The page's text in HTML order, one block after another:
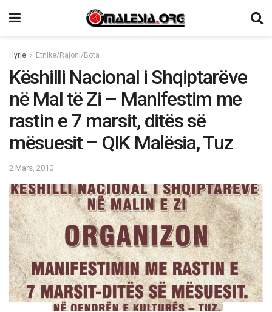
Hyrje Etnike/Rajoni/Bota
Këshilli Nacional i Shqiptarëve
në Mal të Zi – Manifestim me
rastin e 7 marsit, ditës së
mësuesit – QIK Malësia, Tuz
2 Mars, 2010